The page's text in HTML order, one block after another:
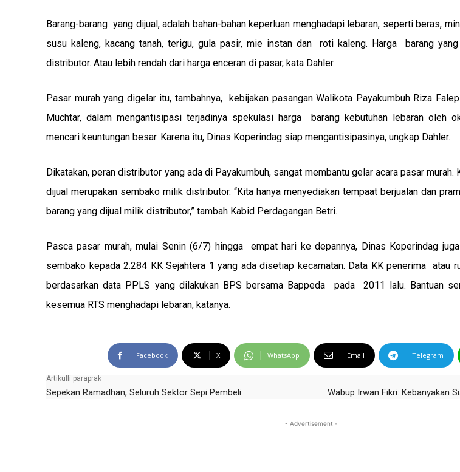
Barang-barang yang dijual, adalah bahan-bahan keperluan menghadapi lebaran, seperti beras,
susu kaleng, kacang tanah, terigu, gula pasir, mie instan dan roti kaleng. Harga barang
distributor. Atau lebih rendah dari harga enceran di pasar, kata Dahler.
Pasar murah yang digelar itu, tambahnya, kebijakan pasangan Walikota Payakumbuh Riza
Muchtar, dalam mengantisipasi terjadinya spekulasi harga barang kebutuhan lebaran oleh
mencari keuntungan besar. Karena itu, Dinas Koperindag siap mengantisipasinya, ungkap Dahler.
Dikatakan, peran distributor yang ada di Payakumbuh, sangat membantu gelar acara pasar murah.
dijual merupakan sembako milik distributor. “Kita hanya menyediakan tempaat berjualan dan
barang yang dijual milik distributor,” tambah Kabid Perdagangan Betri.
Pasca pasar murah, mulai Senin (6/7) hingga empat hari ke depannya, Dinas Koperindag
sembako kepada 2.284 KK Sejahtera 1 yang ada disetiap kecamatan. Data KK penerima atau
berdasarkan data PPLS yang dilakukan BPS bersama Bappeda pada 2011 lalu. Bantuan
kesemua RTS menghadapi lebaran, katanya.
Facebook X WhatsApp Email Telegram
Artikulli paraprak
Sepekan Ramadhan, Seluruh Sektor Sepi Pembeli Wabup Irwan Fikri: Kebanyakan
- Advertisement -